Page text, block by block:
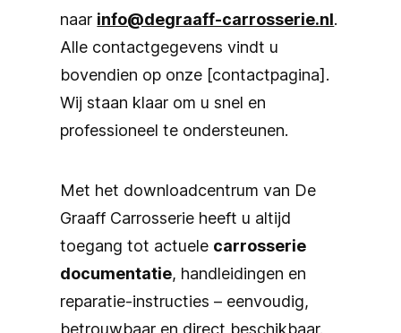
naar info@degraaff-carrosserie.nl.
Alle contactgegevens vindt u
bovendien op onze [contactpagina].
Wij staan klaar om u snel en
professioneel te ondersteunen.
Met het downloadcentrum van De
Graaff Carrosserie heeft u altijd
toegang tot actuele carrosserie
documentatie, handleidingen en
reparatie-instructies – eenvoudig,
betrouwbaar en direct beschikbaar.